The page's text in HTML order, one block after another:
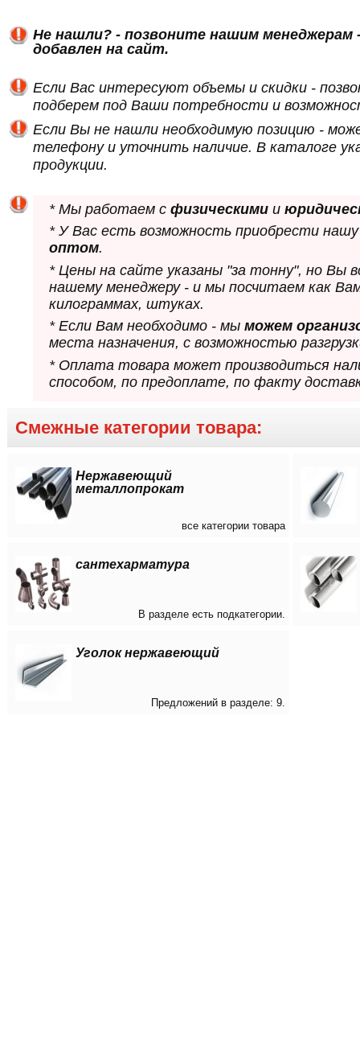
Не нашли? - позвоните нашим менеджерам
добавлен на сайт.
Если Вас интересуют объемы и скидки -
подберем под Ваши потребности и
Если Вы не нашли необходимую позицию -
телефону и уточнить наличие. В каталоге
продукции.
* Мы работаем с физическими и
* У Вас есть возможность приобрести
оптом.
* Цены на сайте указаны "за тонну", но Вы
нашему менеджеру - и мы посчитаем как
килограммах, штуках.
* Если Вам необходимо - мы можем
места назначения, с возможностью
* Оплата товара может производиться
способом, по предоплате, по факту
Смежные категории товара:
Нержавеющий
металлопрокат
все категории товара
сантехарматура
В разделе есть подкатегории.
Уголок нержавеющий
Предложений в разделе: 9.